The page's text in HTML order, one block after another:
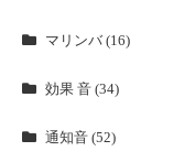
マリンバ (16)
効果 音 (34)
通知音 (52)